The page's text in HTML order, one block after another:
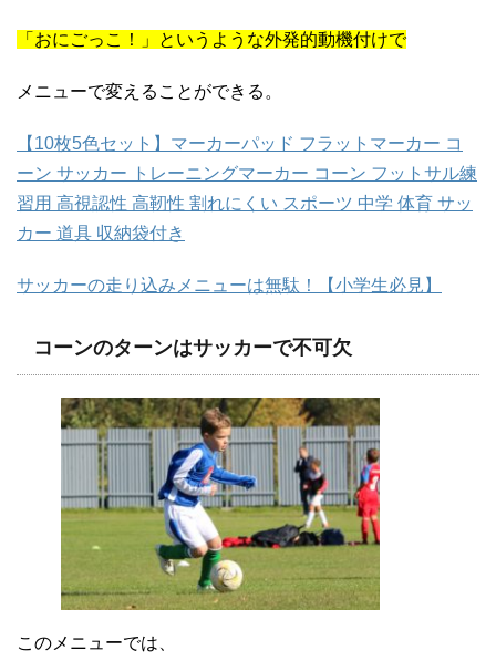
「おにごっこ！」というような外発的動機付けで
メニューで変えることができる。
【10枚5色セット】マーカーパッド フラットマーカー コ
ーン サッカー トレーニングマーカー コーン フットサル練
習用 高視認性 高靭性 割れにくい スポーツ 中学 体育 サッ
カー 道具 収納袋付き
サッカーの走り込みメニューは無駄！【小学生必見】
コーンのターンはサッカーで不可欠
このメニューでは、